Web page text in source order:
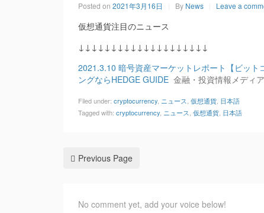
Posted on 2021年3月16日 By News Leave a
仮想通貨注目のニュース
↓↓↓↓↓↓↓↓↓↓↓↓↓↓↓↓↓↓↓↓
2021.3.10 暗号資産マーケットレポート【ビッ
ングならHEDGE GUIDE 金融・投資情報メディ
Filed under: cryptocurrency ニュース 仮想通貨 日本語
Tagged with: cryptocurrency ニュース 仮想通貨 日本語
Previous Page
No comment yet, add your voice below!